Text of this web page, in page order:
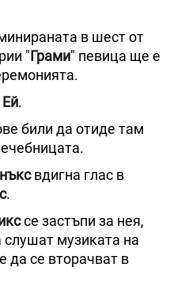
в шест от
"Грами" певица ще е
Ей.
били да отиде там
вдигна глас в
.
се застъпи за нея,
музиката на
да се вторачват в